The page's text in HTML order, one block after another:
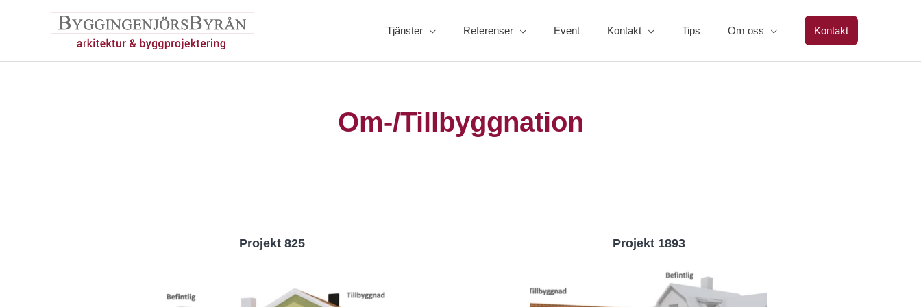
Tjänster Referenser Event Kontakt Tips Om oss Kontakt
Om-/Tillbyggnation
Projekt 825 Projekt 1893